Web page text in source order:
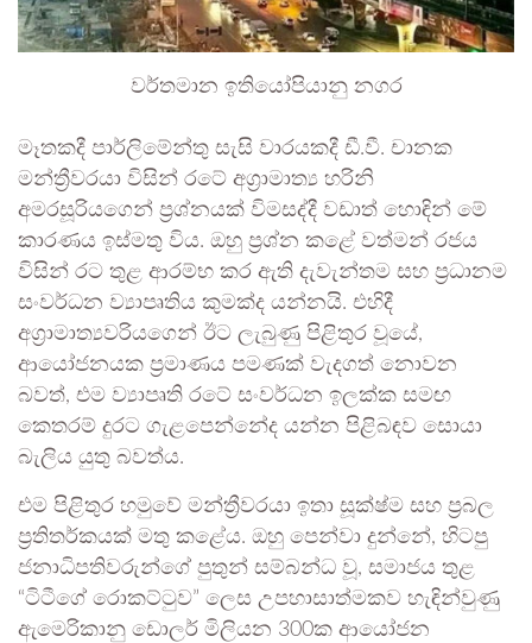
වර්තමාන ඉතියෝපියානු නගර
මෑතකදී පාර්ලිමේන්තු සැසි වාරයකදී ඩී.වී. චානක
මන්ත්‍රීවරයා විසින් රටේ අග්‍රාමාත්‍ය හරිනි
අමරසූරියගෙන් ප්‍රශ්නයක් විමසද්දී වඩාත් හොඳින් මේ
කාරණය ඉස්මතු විය. ඔහු ප්‍රශ්න කළේ වත්මන් රජය
විසින් රට තුළ ආරම්භ කර ඇති දැවැන්තම සහ ප්‍රධානම
සංවර්ධන ව්‍යාපෘතිය කුමක්ද යන්නයි. එහිදී
අග්‍රාමාත්‍යවරියගෙන් ඊට ලැබුණු පිළිතුර වූයේ,
ආයෝජනයක ප්‍රමාණය පමණක් වැදගත් නොවන
බවත්, එම ව්‍යාපෘති රටේ සංවර්ධන ඉලක්ක සමඟ
කෙතරම් දුරට ගැළපෙන්නේද යන්න පිළිබඳව සොයා
බැලිය යුතු බවත්ය.
එම පිළිතුර හමුවේ මන්ත්‍රීවරයා ඉතා සූක්ෂ්ම සහ ප්‍රබල
ප්‍රතිතර්කයක් මතු කළේය. ඔහු පෙන්වා දුන්නේ, හිටපු
ජනාධිපතිවරුන්ගේ පුතුන් සම්බන්ධ වූ, සමාජය තුළ
“ටිටීගේ රොකට්ටුව” ලෙස උපහාසාත්මකව හැඳින්වුණු
ඇමෙරිකානු ඩොලර් මිලියන 300ක ආයෝජන